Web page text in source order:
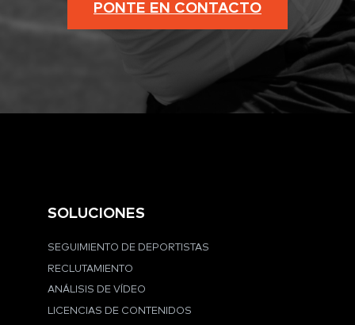
PONTE EN CONTACTO
SOLUCIONES
SEGUIMIENTO DE DEPORTISTAS
RECLUTAMIENTO
ANÁLISIS DE VÍDEO
LICENCIAS DE CONTENIDOS